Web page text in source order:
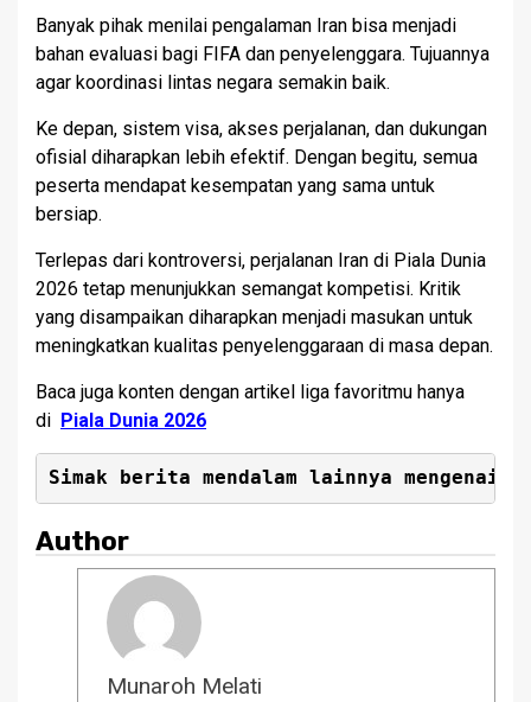
Banyak pihak menilai pengalaman Iran bisa menjadi
bahan evaluasi bagi FIFA dan penyelenggara. Tujuannya
agar koordinasi lintas negara semakin baik.
Ke depan, sistem visa, akses perjalanan, dan dukungan
ofisial diharapkan lebih efektif. Dengan begitu, semua
peserta mendapat kesempatan yang sama untuk
bersiap.
Terlepas dari kontroversi, perjalanan Iran di Piala Dunia
2026 tetap menunjukkan semangat kompetisi. Kritik
yang disampaikan diharapkan menjadi masukan untuk
meningkatkan kualitas penyelenggaraan di masa depan.
Baca juga konten dengan artikel liga favoritmu hanya
di Piala Dunia 2026
Simak berita mendalam lainnya mengenai
Author
Munaroh Melati